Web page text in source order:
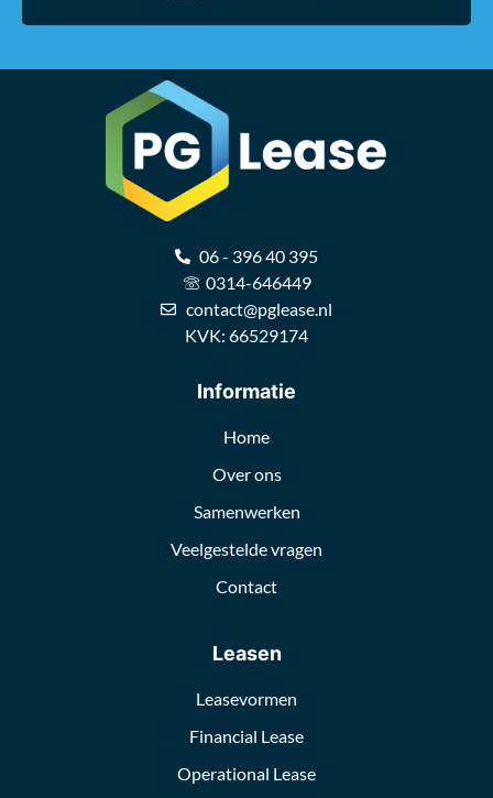
06 - 396 40 395
0314-646449
contact@pglease.nl
KVK: 66529174
Informatie
Home
Over ons
Samenwerken
Veelgestelde vragen
Contact
Leasen
Leasevormen
Financial Lease
Operational Lease